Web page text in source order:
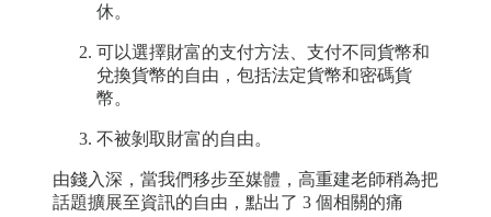
休。
可以選擇財富的支付方法、支付不同貨幣和
兌換貨幣的自由，包括法定貨幣和密碼貨
幣。
不被剝取財富的自由。
由錢入深，當我們移步至媒體，高重建老師稍為把
話題擴展至資訊的自由，點出了 3 個相關的痛